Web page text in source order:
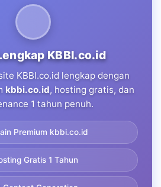
KBBI.co.id
KBBI.co.id lengkap dengan
kbbi.co.id, hosting gratis, dan
1 tahun penuh.
Premium kbbi.co.id
Gratis 1 Tahun